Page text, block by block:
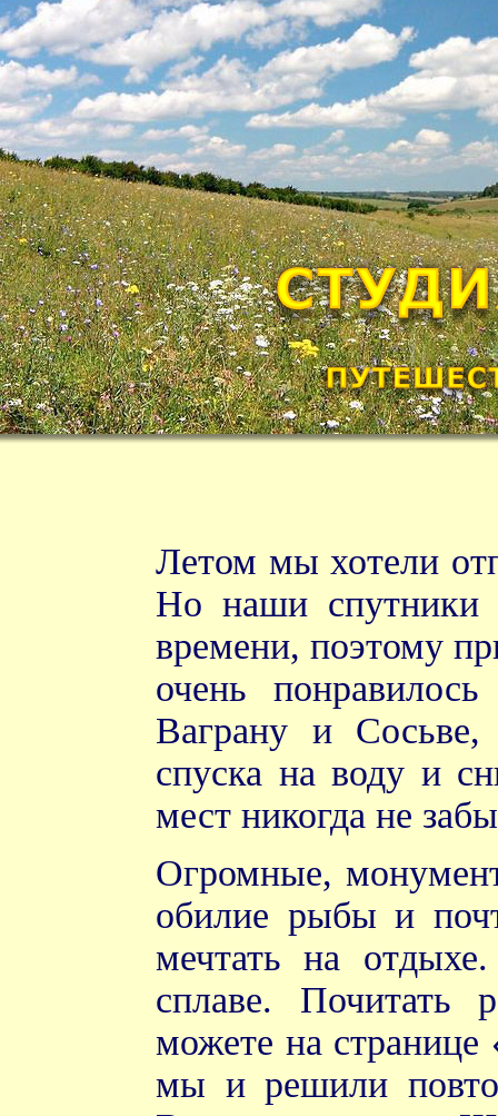
Летом мы хотели
Но наши спутники
времени, поэтому
очень
Ваграну и
спуска на воду и
мест никогда не
Огромные,
обилие рыбы и
мечтать на
сплаве. Почитать
можете на странице
мы и решили